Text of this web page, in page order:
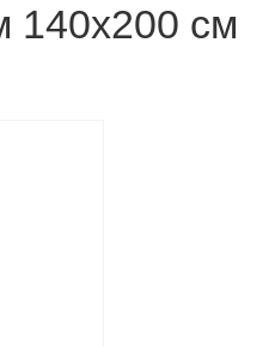
140х200 см